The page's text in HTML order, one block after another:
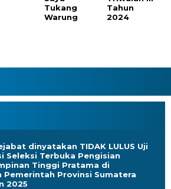
Tukang
Warung
Tahun
2024
dinyatakan TIDAK LULUS Uji
Seleksi Terbuka Pengisian
Tinggi Pratama di
Pemerintah Provinsi Sumatera
2025